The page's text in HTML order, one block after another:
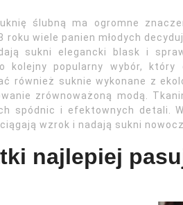
ślubną ma ogromne
roku wiele panien młodych
sukni elegancki blask i
kolejny popularny wybór,
również suknie wykonane z
zrównoważoną modą.
spódnic i efektownych detali.
wzrok i nadają sukni
najlepiej